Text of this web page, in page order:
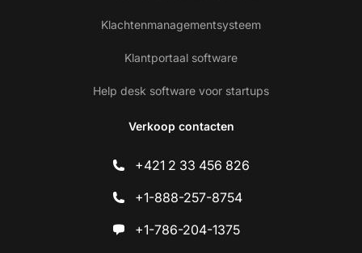
Klachtenmanagementsysteem
Klantportaal software
Help desk software voor startups
Verkoop contacten
+421 2 33 456 826
+1-888-257-8754
+1-786-204-1375